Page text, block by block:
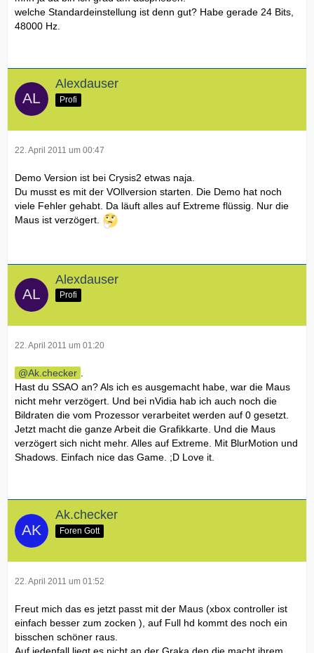
welche Standardeinstellung ist denn gut? Habe gerade 24 Bits,
48000 Hz.
Alexdauser
Profi
22. April 2011 um 00:47
Demo Version ist bei Crysis2 etwas naja.
Du musst es mit der VOllversion starten. Die Demo hat noch
viele Fehler gehabt. Da läuft alles auf Extreme flüssig. Nur die
Maus ist verzögert.
Alexdauser
Profi
22. April 2011 um 01:20
Ak.checker .
Hast du SSAO an? Als ich es ausgemacht habe, war die Maus
nicht mehr verzögert. Und bei nVidia hab ich auch noch die
Bildraten die vom Prozessor verarbeitet werden auf 0 gesetzt.
Jetzt macht die ganze Arbeit die Grafikkarte. Und die Maus
verzögert sich nicht mehr. Alles auf Extreme. Mit BlurMotion und
Shadows. Einfach nice das Game. ;D Love it.
Ak.checker
Foren Gott
22. April 2011 um 01:52
Freut mich das es jetzt passt mit der Maus (xbox controller ist
einfach besser zum zocken ), auf Full hd kommt des noch ein
bisschen schöner raus.